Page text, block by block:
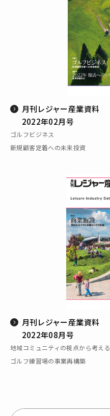
月刊レジャー産業資料
2022年02月号
ゴルフビジネス
新規顧客定着への未来投資
月刊レジャー産業資料
2022年08月号
地域コミュニティの視点から考える
ゴルフ練習場の事業再構築